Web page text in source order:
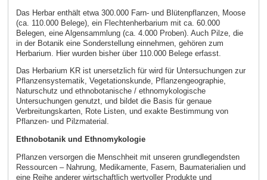
Das Herbar enthält etwa 300.000 Farn- und Blütenpflanzen, Moose
(ca. 110.000 Belege), ein Flechtenherbarium mit ca. 60.000
Belegen, eine Algensammlung (ca. 4.000 Proben). Auch Pilze, die
in der Botanik eine Sonderstellung einnehmen, gehören zum
Herbarium. Hier wurden bisher über 110.000 Belege erfasst.
Das Herbarium KR ist unersetzlich für wird für Untersuchungen zur
Pflanzensystematik, Vegetationskunde, Pflanzengeographie,
Naturschutz und ethnobotanische / ethnomykologische
Untersuchungen genutzt, und bildet die Basis für genaue
Verbreitungskarten, Rote Listen, und exakte Bestimmung von
Pflanzen- und Pilzmaterial.
Ethnobotanik und Ethnomykologie
Pflanzen versorgen die Menschheit mit unseren grundlegendsten
Ressourcen – Nahrung, Medikamente, Fasern, Baumaterialien und
eine Reihe anderer wirtschaftlich wertvoller Produkte und